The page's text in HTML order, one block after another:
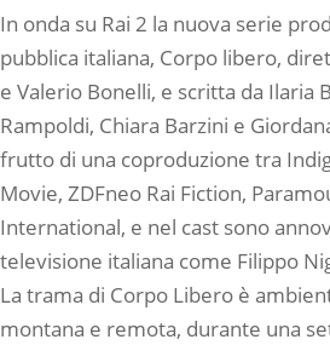
In onda su Rai 2 la nuova serie
pubblica italiana, Corpo libero,
e Valerio Bonelli, e scritta da Ilaria
Rampoldi, Chiara Barzini e
frutto di una coproduzione tra
Movie, ZDFneo Rai Fiction,
International, e nel cast sono
televisione italiana come Filippo
La trama di Corpo Libero è
montana e remota, durante una